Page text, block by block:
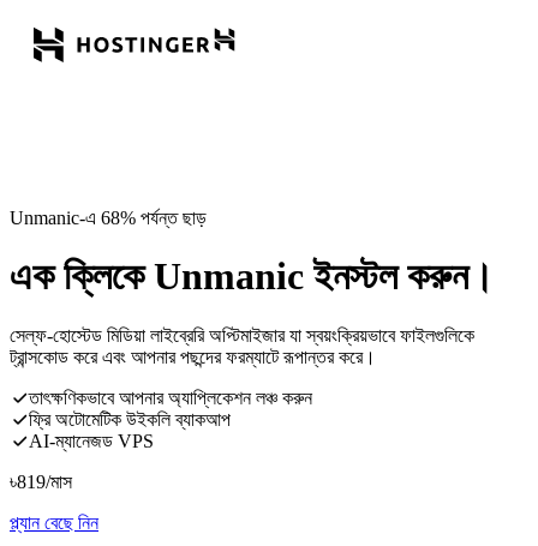
Unmanic-এ 68% পর্যন্ত ছাড়
এক ক্লিকে Unmanic ইনস্টল করুন।
সেল্ফ-হোস্টেড মিডিয়া লাইব্রেরি অপ্টিমাইজার যা স্বয়ংক্রিয়ভাবে ফাইলগুলিকে
ট্রান্সকোড করে এবং আপনার পছন্দের ফরম্যাটে রূপান্তর করে।
তাৎক্ষণিকভাবে আপনার অ্যাপ্লিকেশন লঞ্চ করুন
ফ্রি অটোমেটিক উইকলি ব্যাকআপ
AI-ম্যানেজড VPS
৳819/মাস
প্ল্যান বেছে নিন